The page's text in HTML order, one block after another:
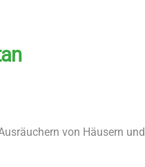
von Häusern und